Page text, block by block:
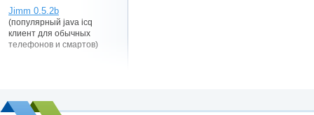
Jimm 0.5.2b
(популярный java icq
клиент для обычных
телефонов и смартов)